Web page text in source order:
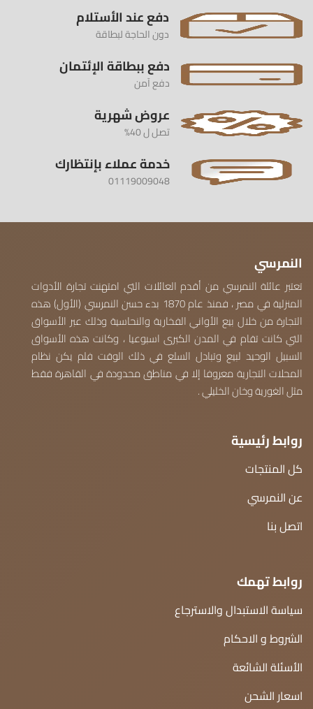
دفع عند الأستلام
دون الحاجة لبطاقة
دفع ببطاقة الإئتمان
دفع آمن
عروض شهرية
تصل ل 40%
خدمة عملاء بإنتظارك
01119009048
النمرسي
تعتبر عائلة النمرسي من أقدم العائلات التي امتهنت تجارة الأدوات
المنزلية في مصر ، فمنذ عام 1870 بدء حسن النمرسي (الأول) هذه
التجارة من خلال بيع الأواني الفخارية والنحاسية وذلك عبر الأسواق
التي كانت تقام في المدن الكبرى اسبوعيا ، وكانت هذه الأسواق
السبيل الوحيد لبيع وتبادل السلع في ذلك الوقت فلم يكن نظام
المحلات التجارية معروفا إلا في مناطق محدودة في القاهرة فقط
مثل الغورية وخان الخليلي .
روابط رئيسية
كل المنتجات
عن النمرسي
اتصل بنا
روابط تهمك
سياسة الاستبدال والاسترجاع
الشروط و الاحكام
الأسئلة الشائعة
اسعار الشحن